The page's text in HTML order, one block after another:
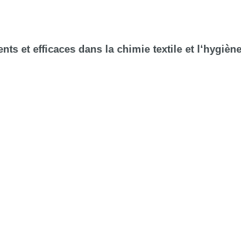
et efficaces dans la chimie textile et l‘hygiène